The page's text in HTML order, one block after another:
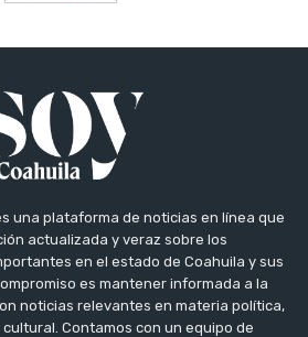
una plataforma de noticias en línea que
actualizada y veraz sobre los
en el estado de Coahuila y sus
es mantener informada a la
noticias relevantes en materia política,
Contamos con un equipo de